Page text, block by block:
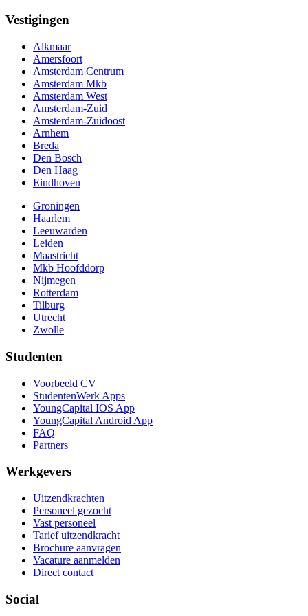
Vestigingen
Alkmaar
Amersfoort
Amsterdam Centrum
Amsterdam Mkb
Amsterdam West
Amsterdam-Zuid
Amsterdam-Zuidoost
Arnhem
Breda
Den Bosch
Den Haag
Eindhoven
Groningen
Haarlem
Leeuwarden
Leiden
Maastricht
Mkb Hoofddorp
Nijmegen
Rotterdam
Tilburg
Utrecht
Zwolle
Studenten
Voorbeeld CV
StudentenWerk Apps
YoungCapital IOS App
YoungCapital Android App
FAQ
Partners
Werkgevers
Uitzendkrachten
Personeel gezocht
Vast personeel
Tarief uitzendkracht
Brochure aanvragen
Vacature aanmelden
Direct contact
Social